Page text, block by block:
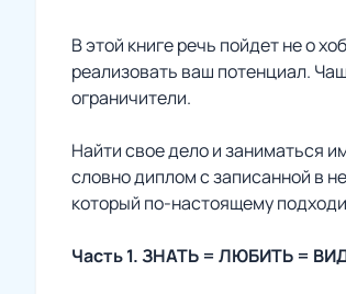
В этой книге речь пойдет не о
реализовать ваш потенциал.
ограничители.
Найти свое дело и заниматься
словно диплом с записанной в
который по-настоящему
Часть 1. ЗНАТЬ = ЛЮБИТЬ =